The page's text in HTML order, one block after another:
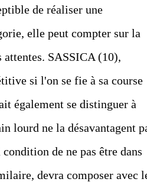
de réaliser une
elle peut compter sur la
SASSICA (10),
si l'on se fie à sa course
également se distinguer à
lourd ne la désavantagent
de ne pas être dans
devra composer avec